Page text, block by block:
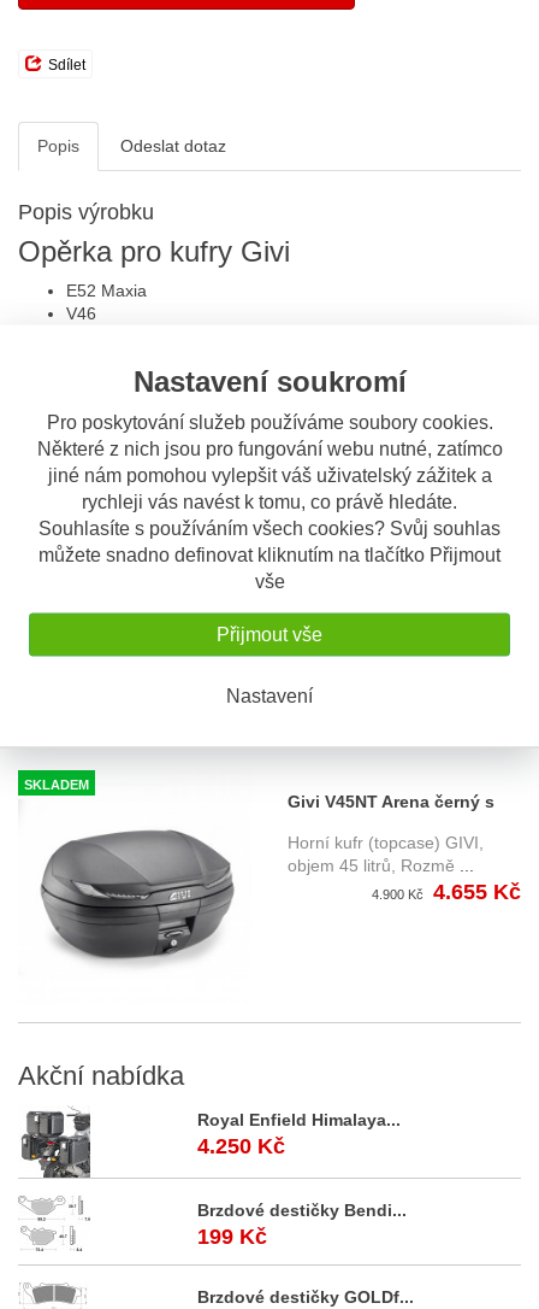
Nastavení soukromí
Pro poskytování služeb používáme soubory cookies.
Některé z nich jsou pro fungování webu nutné, zatímco
jiné nám pomohou vylepšit váš uživatelský zážitek a
rychleji vás navést k tomu, co právě hledáte.
Souhlasíte s používáním všech cookies? Svůj souhlas
můžete snadno definovat kliknutím na tlačítko Přijmout
vše
Přijmout vše
Nastavení
Sdílet
Popis Odeslat dotaz
Popis výrobku
Opěrka pro kufry Givi
E52 Maxia
V46
Ke stažení - montážní návod
S tímto výrobkem si ostatní také
objednávají
OBV. 3 DNY
Givi V45N Arena černý s
(Monokey) 45 l.
Horní kufr (topcase) GIVI,
objem 45 litrů, Rozmě
4.655 Kč
SKLADEM
Givi V45NT Arena černý s
čirými odrazkami (Monokey)
45 l.
Horní kufr (topcase) GIVI,
objem 45 litrů, Rozmě
4.900 Kč 4.655 Kč
Akční nabídka
Royal Enfield Himalaya...
4.250 Kč
Brzdové destičky Bendi...
199 Kč
Brzdové destičky GOLDf...